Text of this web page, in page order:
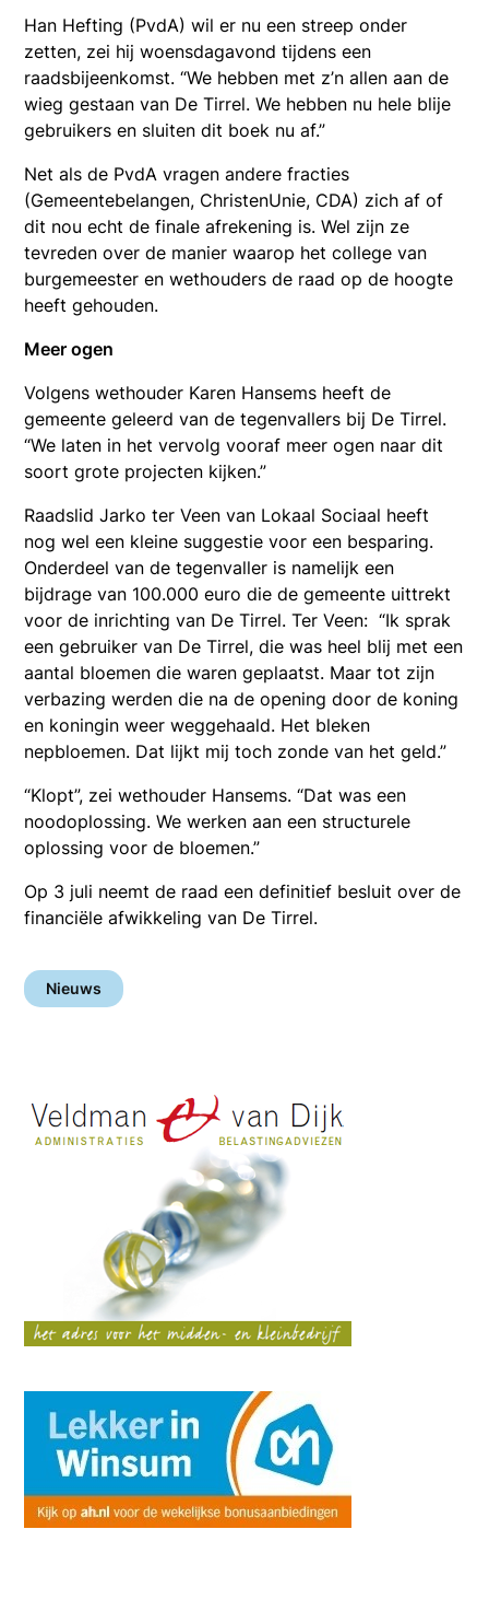
Han Hefting (PvdA) wil er nu een streep onder
zetten, zei hij woensdagavond tijdens een
raadsbijeenkomst. “We hebben met z’n allen aan de
wieg gestaan van De Tirrel. We hebben nu hele blije
gebruikers en sluiten dit boek nu af.”
Net als de PvdA vragen andere fracties
(Gemeentebelangen, ChristenUnie, CDA) zich af of
dit nou echt de finale afrekening is. Wel zijn ze
tevreden over de manier waarop het college van
burgemeester en wethouders de raad op de hoogte
heeft gehouden.
Meer ogen
Volgens wethouder Karen Hansems heeft de
gemeente geleerd van de tegenvallers bij De Tirrel.
“We laten in het vervolg vooraf meer ogen naar dit
soort grote projecten kijken.”
Raadslid Jarko ter Veen van Lokaal Sociaal heeft
nog wel een kleine suggestie voor een besparing.
Onderdeel van de tegenvaller is namelijk een
bijdrage van 100.000 euro die de gemeente uittrekt
voor de inrichting van De Tirrel. Ter Veen: “Ik sprak
een gebruiker van De Tirrel, die was heel blij met een
aantal bloemen die waren geplaatst. Maar tot zijn
verbazing werden die na de opening door de koning
en koningin weer weggehaald. Het bleken
nepbloemen. Dat lijkt mij toch zonde van het geld.”
“Klopt”, zei wethouder Hansems. “Dat was een
noodoplossing. We werken aan een structurele
oplossing voor de bloemen.”
Op 3 juli neemt de raad een definitief besluit over de
financiële afwikkeling van De Tirrel.
Nieuws